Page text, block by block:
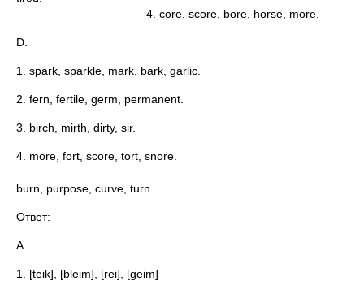
4. core, score, bore, horse, more.
D.
1. spark, sparkle, mark, bark, garlic.
2. fern, fertile, germ, permanent.
3. birch, mirth, dirty, sir.
4. more, fort, score, tort, snore.
burn, purpose, curve, turn.
Ответ:
А.
1. [teik], [bleim], [rei], [geim]